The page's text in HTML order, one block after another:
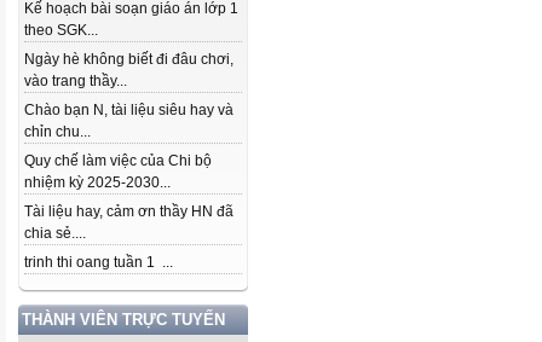
Kế hoạch bài soạn giáo án lớp 1
theo SGK...
Ngày hè không biết đi đâu chơi,
vào trang thầy...
Chào bạn N, tài liệu siêu hay và
chỉn chu...
Quy chế làm việc của Chi bộ
nhiệm kỳ 2025-2030...
Tài liệu hay, cảm ơn thầy HN đã
chia sẻ....
trinh thi oang tuần 1 ...
THÀNH VIÊN TRỰC TUYẾN